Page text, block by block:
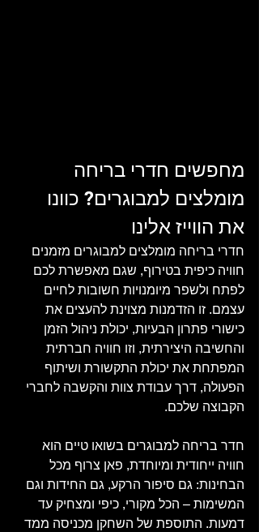
מחפשים חדרי בריחה
מומלצים למבוגרים? כוונו
את הווייז אלינו
חדרי בריחה מומלצים למבוגרים מזמנים
חוויה כיפית בטירוף, שגם מאפשרת לכם
לפתח ולשפר מיומנויות חשובות לחיים
עצמם. זו הזדמנות מצוינת להעצים את
כישורי פתרון הבעיות, יכולת ניהול הזמן
והחשיבה היצירתית, וזו חוויה חברתית
המפתחת את יכולת התקשורת ושיתוף
הפעולה, דרך עבודת צוות והקשבה לחברי
הקבוצה שלכם.
חדר בריחה למבוגרים בשואו טיים הוא
חוויה ייחודית ומיוחדת, פאן צרוף מכל
הבחינות: גם סיפור הרקע, גם החידות וגם
המשימות – הכל מקורי, כיפי ומצחיק עד
דמעות. התוספת של השחקן מכניסה ממד